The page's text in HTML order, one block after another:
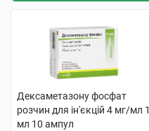
Дексаметазону фосфат
розчин для ін'єкцій 4 мг/мл 1
мл 10 ампул